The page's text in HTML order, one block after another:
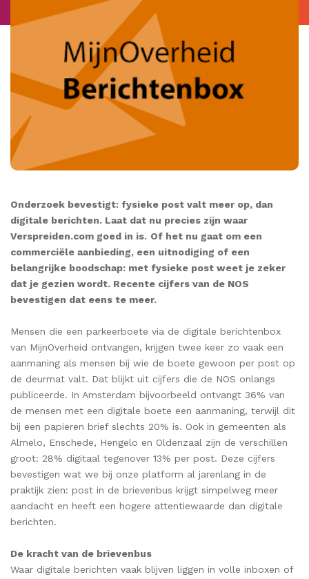
Onderzoek bevestigt: fysieke post valt meer op, dan
digitale berichten. Laat dat nu precies zijn waar
Verspreiden.com goed in is. Of het nu gaat om een
commerciële aanbieding, een uitnodiging of een
belangrijke boodschap: met fysieke post weet je zeker
dat je gezien wordt. Recente cijfers van de NOS
bevestigen dat eens te meer.
Mensen die een parkeerboete via de digitale berichtenbox
van MijnOverheid ontvangen, krijgen twee keer zo vaak een
aanmaning als mensen bij wie de boete gewoon per post op
de deurmat valt. Dat blijkt uit cijfers die de NOS onlangs
publiceerde. In Amsterdam bijvoorbeeld ontvangt 36% van
de mensen met een digitale boete een aanmaning, terwijl dit
bij een papieren brief slechts 20% is. Ook in gemeenten als
Almelo, Enschede, Hengelo en Oldenzaal zijn de verschillen
groot: 28% digitaal tegenover 13% per post. Deze cijfers
bevestigen wat we bij onze platform al jarenlang in de
praktijk zien: post in de brievenbus krijgt simpelweg meer
aandacht en heeft een hogere attentiewaarde dan digitale
berichten.
De kracht van de brievenbus
Waar digitale berichten vaak blijven liggen in volle inboxen of